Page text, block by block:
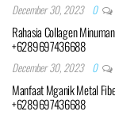
December 30, 2023 0
Rahasia Collagen
+6289697436688
December 30, 2023 0
Manfaat Mganik Metal
+6289697436688